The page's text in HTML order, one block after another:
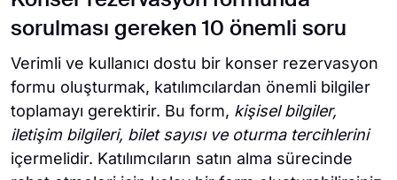
sorulması gereken 10 önemli soru
Verimli ve kullanıcı dostu bir konser rezervasyon
formu oluşturmak, katılımcılardan önemli bilgiler
toplamayı gerektirir. Bu form, kişisel bilgiler,
iletişim bilgileri, bilet sayısı ve oturma tercihlerini
içermelidir. Katılımcıların satın alma sürecinde